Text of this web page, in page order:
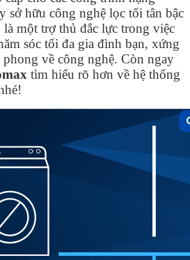
sở hữu công nghệ lọc tối tân bậc
một trợ thủ đắc lực trong việc
sóc tối đa gia đình bạn, xứng
phong về công nghệ. Còn ngay
tìm hiểu rõ hơn về hệ thống